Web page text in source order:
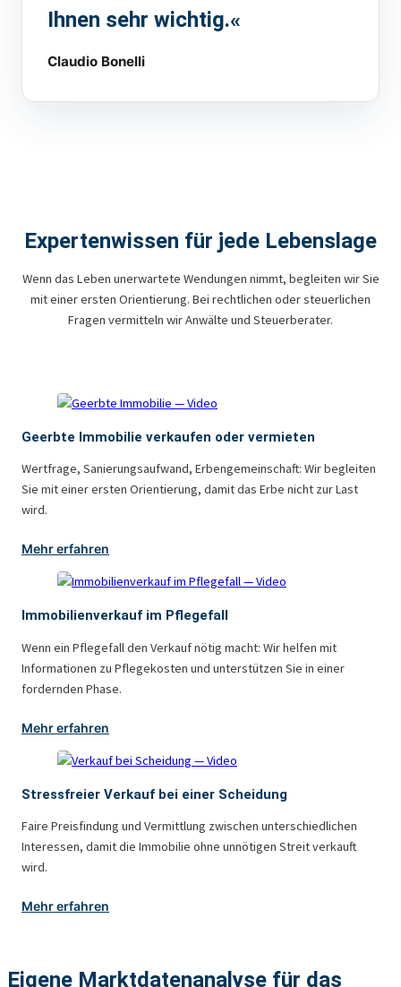
Ihnen sehr wichtig.«
Claudio Bonelli
Expertenwissen für jede Lebenslage
Wenn das Leben unerwartete Wendungen nimmt, begleiten wir Sie
mit einer ersten Orientierung. Bei rechtlichen oder steuerlichen
Fragen vermitteln wir Anwälte und Steuerberater.
Geerbte Immobilie verkaufen oder vermieten
Wertfrage, Sanierungsaufwand, Erbengemeinschaft: Wir begleiten
Sie mit einer ersten Orientierung, damit das Erbe nicht zur Last
wird.
Mehr erfahren
Immobilienverkauf im Pflegefall
Wenn ein Pflegefall den Verkauf nötig macht: Wir helfen mit
Informationen zu Pflegekosten und unterstützen Sie in einer
fordernden Phase.
Mehr erfahren
Stressfreier Verkauf bei einer Scheidung
Faire Preisfindung und Vermittlung zwischen unterschiedlichen
Interessen, damit die Immobilie ohne unnötigen Streit verkauft
wird.
Mehr erfahren
Eigene Marktdatenanalyse für das